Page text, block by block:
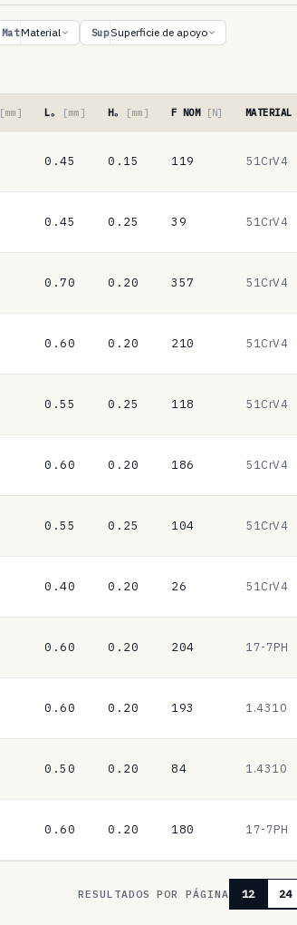
MatMaterial SupSuperficie de apoyo
[mm] Lₒ [mm] Hₒ [mm] F NOM [N] MATERIAL
0.45 0.15 119 51CrV4
0.45 0.25 39 51CrV4
0.70 0.20 357 51CrV4
0.60 0.20 210 51CrV4
0.55 0.25 118 51CrV4
0.60 0.20 186 51CrV4
0.55 0.25 104 51CrV4
0.40 0.20 26 51CrV4
0.60 0.20 204 17-7PH
0.60 0.20 193 1.4310
0.50 0.20 84 1.4310
0.60 0.20 180 17-7PH
RESULTADOS POR PÁGINA 12 24